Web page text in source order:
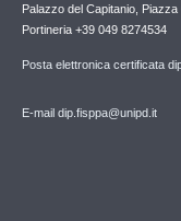
Palazzo del Capitanio,
Portineria +39 049 8274534
Posta elettronica certificata
E-mail dip.fisppa@unipd.it